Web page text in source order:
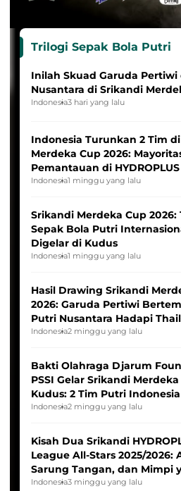
Trilogi Sepak Bola Putri
Inilah Skuad Garuda
Nusantara di Srikandi
Indonesia3 hari yang lalu
Indonesia Turunkan 2 Tim
Merdeka Cup 2026:
Pemantauan di
League
Indonesia1 minggu yang lalu
Srikandi Merdeka Cup
Sepak Bola Putri
Digelar di Kudus
Indonesia1 minggu yang lalu
Hasil Drawing Srikandi
2026: Garuda Pertiwi
Putri Nusantara Hadapi
Indonesia2 minggu yang lalu
Bakti Olahraga Djarum
PSSI Gelar Srikandi
Kudus: 2 Tim Putri
Tim Asia
Indonesia2 minggu yang lalu
Kisah Dua Srikandi
League All-Stars 2025/2026:
Sarung Tangan, dan Mimpi
Pernah Padam
Indonesia3 minggu yang lalu